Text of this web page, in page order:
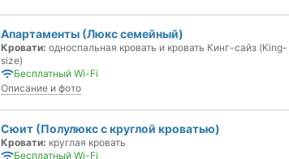
Апартаменты (Люкс семейный)
Кровати: односпальная кровать и кровать Кинг-сайз (King-
size)
Бесплатный Wi-Fi
Описание и фото
Сюит (Полулюкс с круглой кроватью)
Кровати: круглая кровать
Бесплатный Wi-Fi